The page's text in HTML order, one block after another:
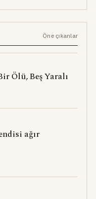
Öne çıkanlar
Ölü, Beş Yaralı
ağır